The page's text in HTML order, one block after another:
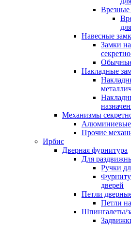
Врезные
Навесные
Замки
Накладные
Механизмы
Алюминиевые
Прочие
Ирбис
Дверная фурнитура
Для
Ручки
дверей
Петли
Петли
Шпингалеты/